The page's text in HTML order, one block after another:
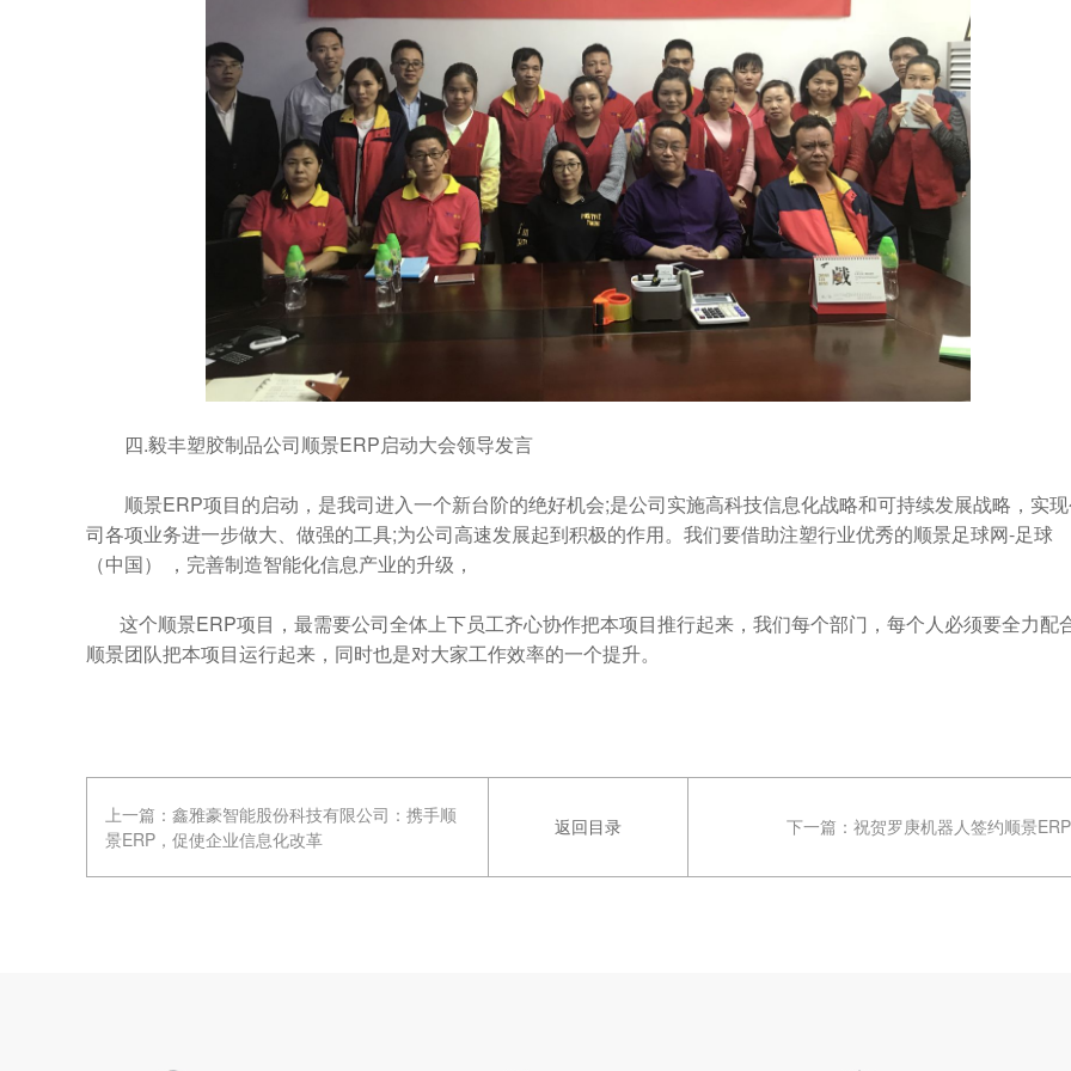
四.毅丰塑胶制品公司顺景ERP启动大会领导发言
顺景ERP项目的启动，是我司进入一个新台阶的绝好机会;是公司实施高科技信息化战略和可持续发展战略，实
司各项业务进一步做大、做强的工具;为公司高速发展起到积极的作用。我们要借助注塑行业优秀的顺景足球网-足球
（中国） ，完善制造智能化信息产业的升级，
这个顺景ERP项目，最需要公司全体上下员工齐心协作把本项目推行起来，我们每个部门，每个人必须要全力配
顺景团队把本项目运行起来，同时也是对大家工作效率的一个提升。
上一篇： 鑫雅豪智能股份科技有限公司：携手顺
景ERP，促使企业信息化改革
返回目录 下一篇： 祝贺罗庚机器人签约顺景ERP